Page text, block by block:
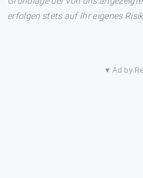
erfolgen stets auf Ihr eigenes
▼ Ad by